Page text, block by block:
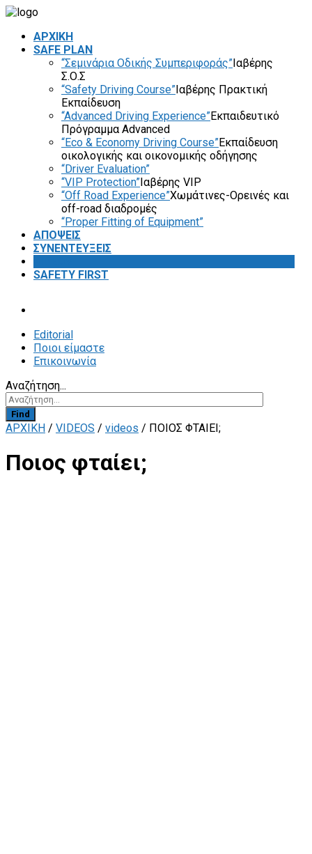
ΑΡΧΙΚΗ
SAFE PLAN
“Σεμινάρια Οδικής Συμπεριφοράς”Ιαβέρης
Σ.Ο.Σ
“Safety Driving Course”Ιαβέρης Πρακτική
Εκπαίδευση
“Advanced Driving Experience”Εκπαιδευτικό
Πρόγραμμα Advanced
“Eco & Economy Driving Course”Εκπαίδευση
οικολογικής και οικονομικής οδήγησης
“Driver Evaluation”
“VIP Protection”Ιαβέρης VIP
“Off Road Experience”Χωμάτινες-Ορεινές και
off-road διαδρομές
“Proper Fitting of Equipment”
ΑΠΟΨΕΙΣ
ΣΥΝΕΝΤΕΥΞΕΙΣ
SAFETY FIRST
Editorial
Ποιοι είμαστε
Επικοινωνία
Αναζήτηση...
Find
ΑΡΧΙΚΗ / VIDEOS / videos / ΠΟΙΟΣ ΦΤΑΊΕΙ;
Ποιος φταίει;